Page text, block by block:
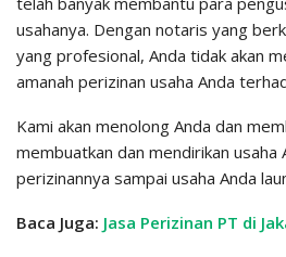
usahanya. Dengan notaris yang
yang profesional, Anda tidak akan
amanah perizinan usaha Anda
Kami akan menolong Anda dan
membuatkan dan mendirikan usaha
perizinannya sampai usaha Anda
Baca Juga: Jasa Perizinan PT di